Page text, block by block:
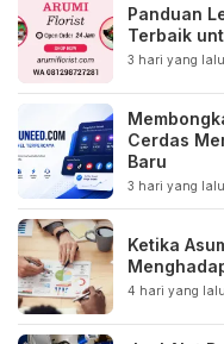
Panduan
Terbaik
3 hari yang lalu
Cerdas
Baru
3 hari yang lalu
Ketika
4 hari yang lalu